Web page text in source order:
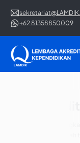
+62 81358850009
Alur
Pahami panduan
yang sebelumnya